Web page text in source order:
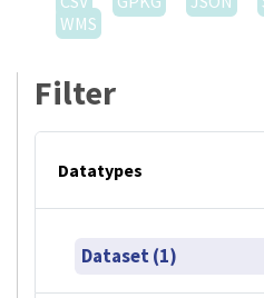
WMS
Filter
Datatypes
Dataset (1)